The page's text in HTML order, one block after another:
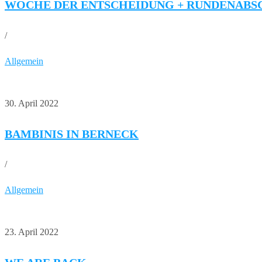
WOCHE DER ENTSCHEIDUNG +
/
Allgemein
30. April 2022
BAMBINIS IN BERNECK
/
Allgemein
23. April 2022